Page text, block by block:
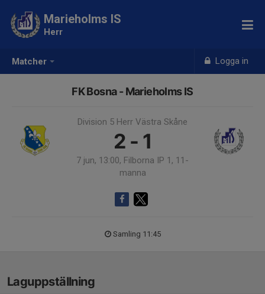
Matcher Logga in
Marieholms IS
Herr
FK Bosna - Marieholms IS
Division 5 Herr Västra Skåne
2 - 1
7 jun, 13:00, Filborna IP 1, 11-
manna
Samling 11:45
Laguppställning